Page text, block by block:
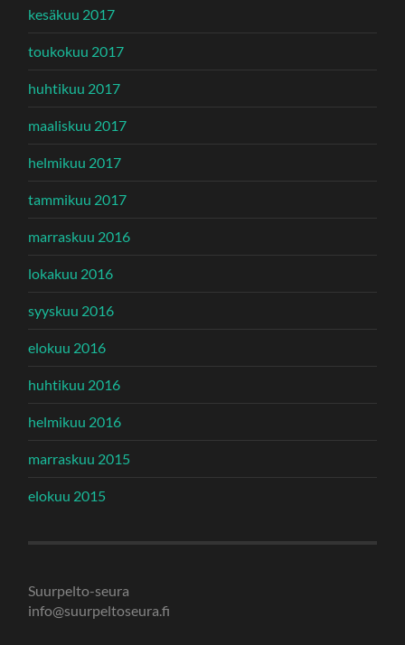
kesäkuu 2017
toukokuu 2017
huhtikuu 2017
maaliskuu 2017
helmikuu 2017
tammikuu 2017
marraskuu 2016
lokakuu 2016
syyskuu 2016
elokuu 2016
huhtikuu 2016
helmikuu 2016
marraskuu 2015
elokuu 2015
Suurpelto-seura
info@suurpeltoseura.fi